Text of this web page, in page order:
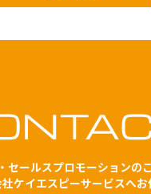
セールスプロモーションの
ケイエスピーサービスへ